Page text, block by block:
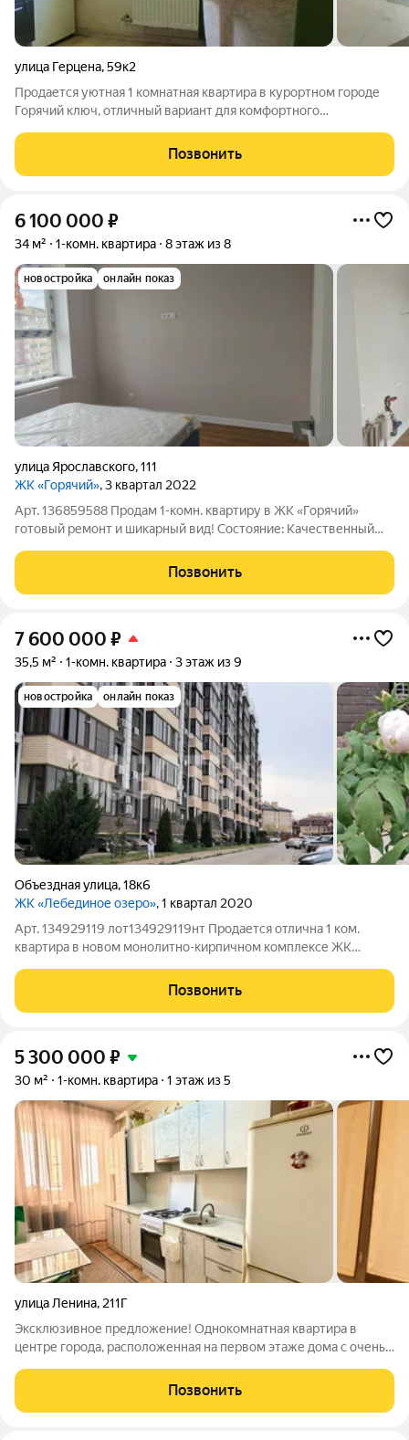
улица Герцена,59к2
Продается уютная 1 комнатная квартира в курортном городе
Горячий ключ, отличный вариант для комфортного
на 3/4 этаже. Площадь комнаты - 14 кв.м., площадь кухни - 9
кв.м. Из комнаты выход на
Позвонить
6 100 000 ₽
34 м² 1-комн. квартира 8 этаж из 8
новостройка онлайн показ
улица Ярославского,111
ЖК «Горячий», 3 квартал 2022
Арт. 136859588 Продам 1-комн. квартиру в ЖК «Горячий»
готовый ремонт и шикарный вид! Состояние: Качественный
ортопедическим
Позвонить
7 600 000 ₽
35,5 м² 1-комн. квартира 3 этаж из 9
новостройка онлайн показ
Объездная улица,18к6
ЖК «Лебединое озеро», 1 квартал 2020
Арт. 134929119 лот134929119нт Продается отлична 1 ком.
квартира в новом монолитно-кирпичном комплексе ЖК
этаже, 9-ти этажного дома. Инфраструктура хорошо развита -
всё в шаговой доступности:
Позвонить
5 300 000 ₽
30 м² 1-комн. квартира 1 этаж из 5
улица Ленина, 211Г
Эксклюзивное предложение! Однокомнатная квартира в
центре города, расположенная на первом этаже дома с очень
Кухня 8,1 кв.м Отличная квартира с ремонтом и мебелью не
требующая дополнительных
Позвонить